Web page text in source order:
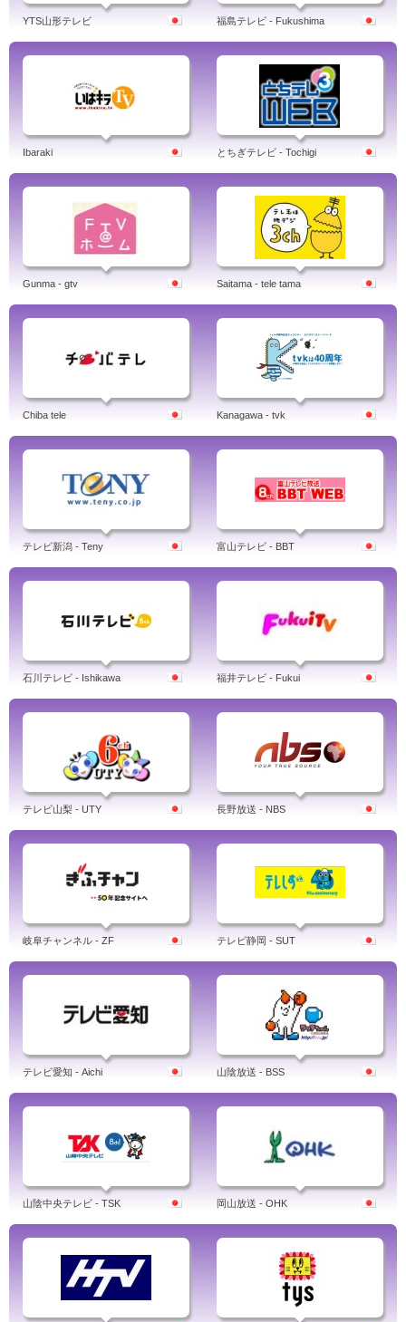
YTS山形テレビ 福島テレビ - Fukushima
Ibaraki とちぎテレビ - Tochigi
Gunma - gtv Saitama - tele tama
Chiba tele Kanagawa - tvk
テレビ新潟 - Teny 富山テレビ - BBT
石川テレビ - Ishikawa 福井テレビ - Fukui
テレビ山梨 - UTY 長野放送 - NBS
岐阜チャンネル - ZF テレビ静岡 - SUT
テレビ愛知 - Aichi 山陰放送 - BSS
山陰中央テレビ - TSK 岡山放送 - OHK